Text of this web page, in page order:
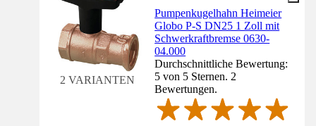
2 VARIANTEN
Pumpenkugelhahn Heimeier
Globo P-S DN25 1 Zoll mit
Schwerkraftbremse 0630-
04.000
Durchschnittliche Bewertung:
5 von 5 Sternen. 2
Bewertungen.